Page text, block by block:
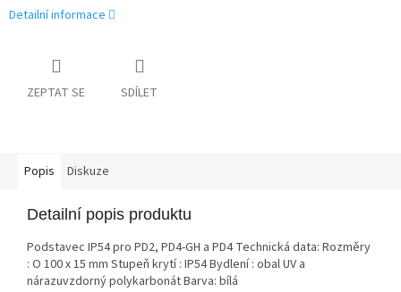
Detailní informace
ZEPTAT SE SDÍLET
Popis Diskuze
Detailní popis produktu
Podstavec IP54 pro PD2, PD4-GH a PD4 Technická data: Rozměry
: O 100 x 15 mm Stupeň krytí : IP54 Bydlení : obal UV a
nárazuvzdorný polykarbonát Barva: bílá